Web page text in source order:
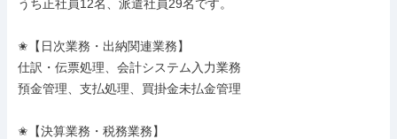
うち正社員12名、派遣社員29名です。
✬【日次業務・出納関連業務】
仕訳・伝票処理、会計システム入力業務
預金管理、支払処理、買掛金未払金管理
✬【決算業務・税務業務】